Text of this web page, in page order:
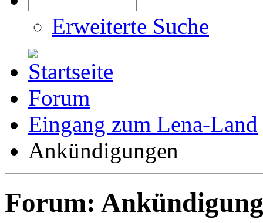
Erweiterte Suche
Forum
Eingang zum Lena-Land
Ankündigungen
Forum: